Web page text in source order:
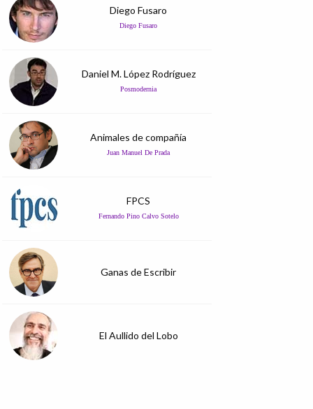
Diego Fusaro
Diego Fusaro
Daniel M. López Rodríguez
Posmodernia
Animales de compañía
Juan Manuel De Prada
FPCS
Fernando Pino Calvo Sotelo
Ganas de Escribir
El Aullido del Lobo